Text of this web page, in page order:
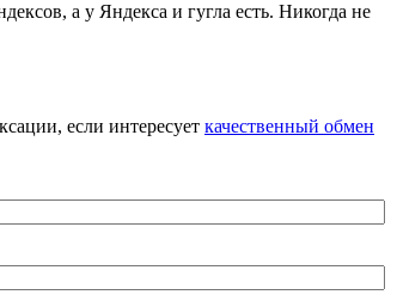
а у Яндекса и гугла есть. Никогда не
если интересует качественный обмен